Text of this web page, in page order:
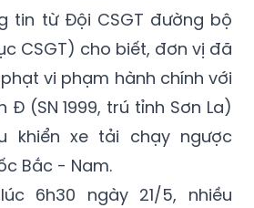
tin từ Đội CSGT đường bộ
CSGT) cho biết, đơn vị đã
vi phạm hành chính với
Đ (SN 1999, trú tỉnh Sơn La)
khiển xe tải chạy ngược
Bắc - Nam.
6h30 ngày 21/5, nhiều